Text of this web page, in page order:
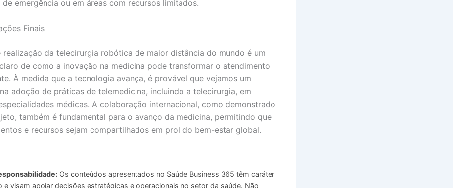
de emergência ou em áreas com recursos limitados.
Finais
realização da telecirurgia robótica de maior distância do mundo é um
de como a inovação na medicina pode transformar o atendimento
À medida que a tecnologia avança, é provável que vejamos um
adoção de práticas de telemedicina, incluindo a telecirurgia, em
médicas. A colaboração internacional, como demonstrado
também é fundamental para o avanço da medicina, permitindo que
e recursos sejam compartilhados em prol do bem-estar global.
Os conteúdos apresentados no Saúde Business 365 têm caráter
e visam apoiar decisões estratégicas e operacionais no setor da saúde. Não